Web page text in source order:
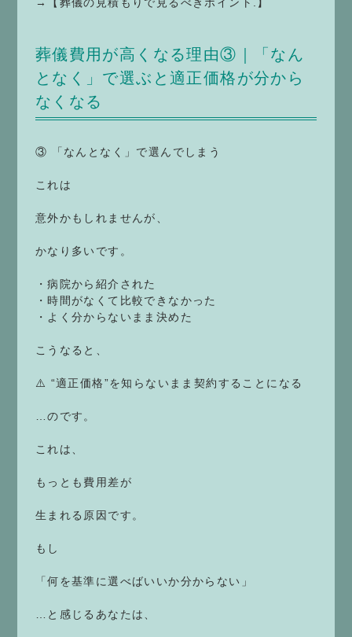
葬儀費用が高くなる理由③｜「なん
となく」で選ぶと適正価格が分から
なくなる
③ 「なんとなく」で選んでしまう
これは
意外かもしれませんが、
かなり多いです。
・病院から紹介された
・時間がなくて比較できなかった
・よく分からないまま決めた
こうなると、
⚠️ “適正価格”を知らないまま契約することになる
…のです。
これは、
もっとも費用差が
生まれる原因です。
もし
「何を基準に選べばいいか分からない」
…と感じるあなたは、